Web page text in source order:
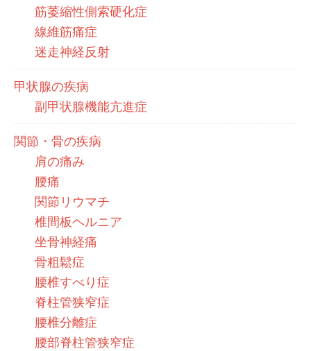
筋萎縮性側索硬化症
線維筋痛症
迷走神経反射
甲状腺の疾病
副甲状腺機能亢進症
関節・骨の疾病
肩の痛み
腰痛
関節リウマチ
椎間板ヘルニア
坐骨神経痛
骨粗鬆症
腰椎すべり症
脊柱管狭窄症
腰椎分離症
腰部脊柱管狭窄症